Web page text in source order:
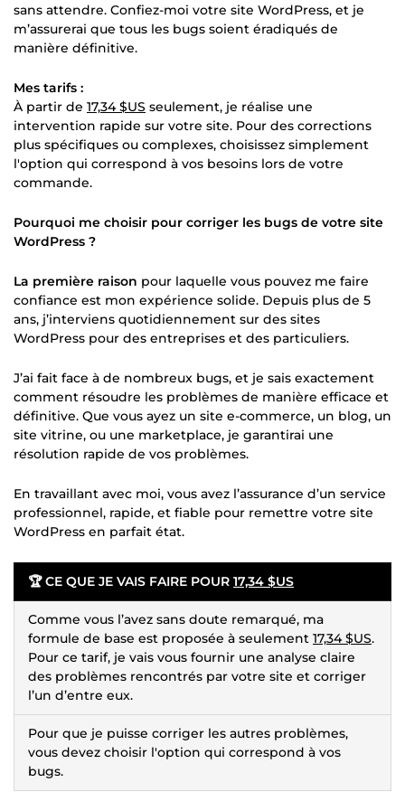
sans attendre. Confiez-moi votre site WordPress, et je
m’assurerai que tous les bugs soient éradiqués de
manière définitive.
Mes tarifs :
À partir de 17,34 $US seulement, je réalise une
intervention rapide sur votre site. Pour des corrections
plus spécifiques ou complexes, choisissez simplement
l'option qui correspond à vos besoins lors de votre
commande.
Pourquoi me choisir pour corriger les bugs de votre site
WordPress ?
La première raison pour laquelle vous pouvez me faire
confiance est mon expérience solide. Depuis plus de 5
ans, j’interviens quotidiennement sur des sites
WordPress pour des entreprises et des particuliers.
J’ai fait face à de nombreux bugs, et je sais exactement
comment résoudre les problèmes de manière efficace et
définitive. Que vous ayez un site e-commerce, un blog, un
site vitrine, ou une marketplace, je garantirai une
résolution rapide de vos problèmes.
En travaillant avec moi, vous avez l’assurance d’un service
professionnel, rapide, et fiable pour remettre votre site
WordPress en parfait état.
🏆 CE QUE JE VAIS FAIRE POUR 17,34 $US
Comme vous l’avez sans doute remarqué, ma
formule de base est proposée à seulement 17,34 $US.
Pour ce tarif, je vais vous fournir une analyse claire
des problèmes rencontrés par votre site et corriger
l’un d’entre eux.
Pour que je puisse corriger les autres problèmes,
vous devez choisir l'option qui correspond à vos
bugs.